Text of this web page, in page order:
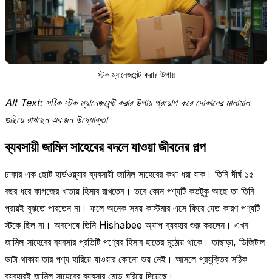
স্টক ম্যানেজমেন্ট করার উপায়
Alt Text: সঠিক স্টক ম্যানেজমেন্ট করার উপায় প্রয়োগ করে দোকানের মালামাল
গুছিয়ে রাখছেন একজন উদ্যোক্তা
ব্যবসায়ী জামিল সাহেবের বদলে যাওয়া জীবনের গল্প
ঢাকার এক ছোট হার্ডওয়্যার ব্যবসায়ী জামিল সাহেবের কথা ধরা যাক। তিনি দীর্ঘ ১৫
বছর ধরে কাগজের খাতায় হিসাব রাখতেন। তবে কোন পণ্যটি কতটুকু আছে তা তিনি
প্রায়ই বুঝতে পারতেন না। ফলে অনেক সময় কাস্টমার এসে ফিরে যেত কারণ পণ্যটি
স্টকে ছিল না। অবশেষে তিনি Hishabee অ্যাপ ব্যবহার শুরু করলেন। এখন
জামিল সাহেবের ব্যবসার প্রতিটি পণ্যের হিসাব হাতের মুঠোয় থাকে। তাছাড়া, ডিজিটাল
ডাটা থাকায় তার পণ্য হারিয়ে যাওয়ার কোনো ভয় নেই। আসলে প্রযুক্তির সঠিক
ব্যবহারই জামিল সাহেবের ব্যবসার মোড় ঘুরিয়ে দিয়েছে।